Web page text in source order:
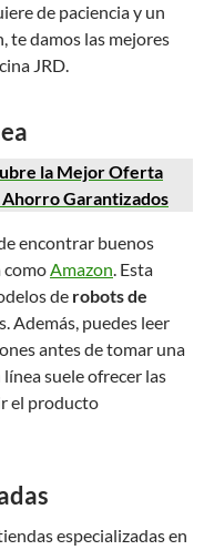
de paciencia y un
te damos las mejores
JRD.
la Mejor Oferta
Ahorro Garantizados
encontrar buenos
comoAmazon. Esta
de robots de
Además, puedes leer
antes de tomar una
suele ofrecer las
el producto
especializadas en